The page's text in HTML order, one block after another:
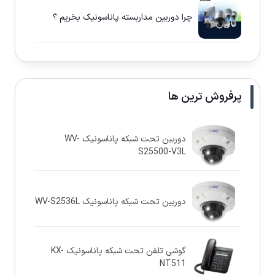
چرا دوربين مداربسته پاناسونيک بخريم ؟
پرفروش ترین ها
دوربین تحت شبکه پاناسونيک WV-
S25500-V3L
دوربین تحت شبکه پاناسونيک WV-S2536L
گوشی تلفن تحت شبکه پاناسونیک KX-
NT511